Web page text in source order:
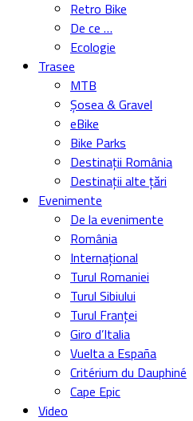
Retro Bike
De ce …
Ecologie
Trasee
MTB
Șosea & Gravel
eBike
Bike Parks
Destinații România
Destinații alte țări
Evenimente
De la evenimente
România
Internațional
Turul Romaniei
Turul Sibiului
Turul Franței
Giro d’Italia
Vuelta a España
Critérium du Dauphiné
Cape Epic
Video